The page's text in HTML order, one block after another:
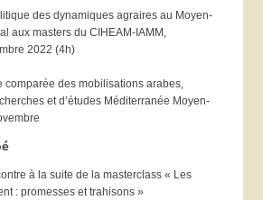
des dynamiques agraires au Moyen-
aux masters du CIHEAM-IAMM,
2022 (4h)
comparée des mobilisations arabes,
et d’études Méditerranée Moyen-
à la suite de la masterclass « Les
: promesses et trahisons »